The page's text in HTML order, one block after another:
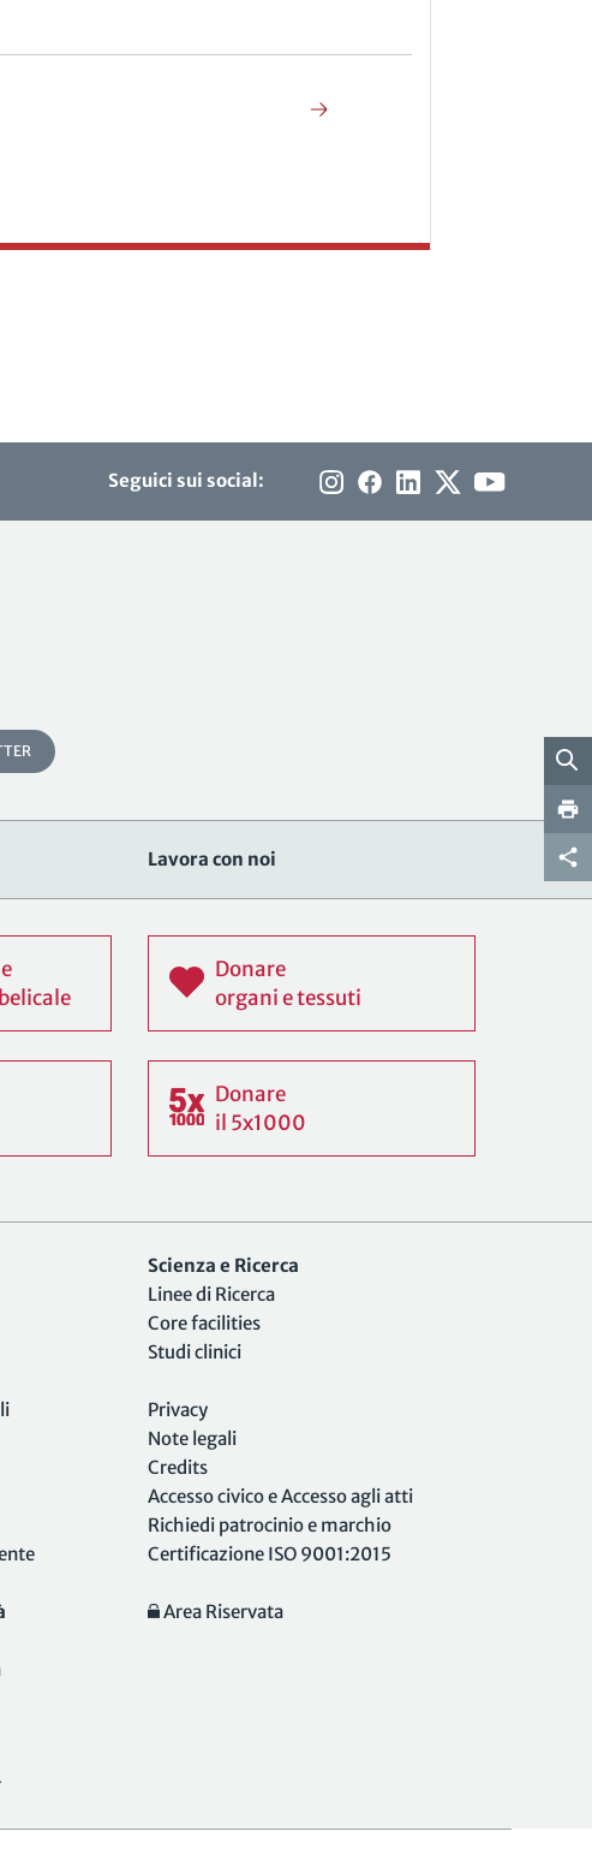
Seguici sui social:
Lavora con noi
Donare
organi e tessuti
Donare
il 5x1000
Scienza e Ricerca
Linee di Ricerca
Core facilities
Studi clinici
Privacy
Note legali
Credits
Accesso civico e Accesso agli atti
Richiedi patrocinio e marchio
Certificazione ISO 9001:2015
Area Riservata